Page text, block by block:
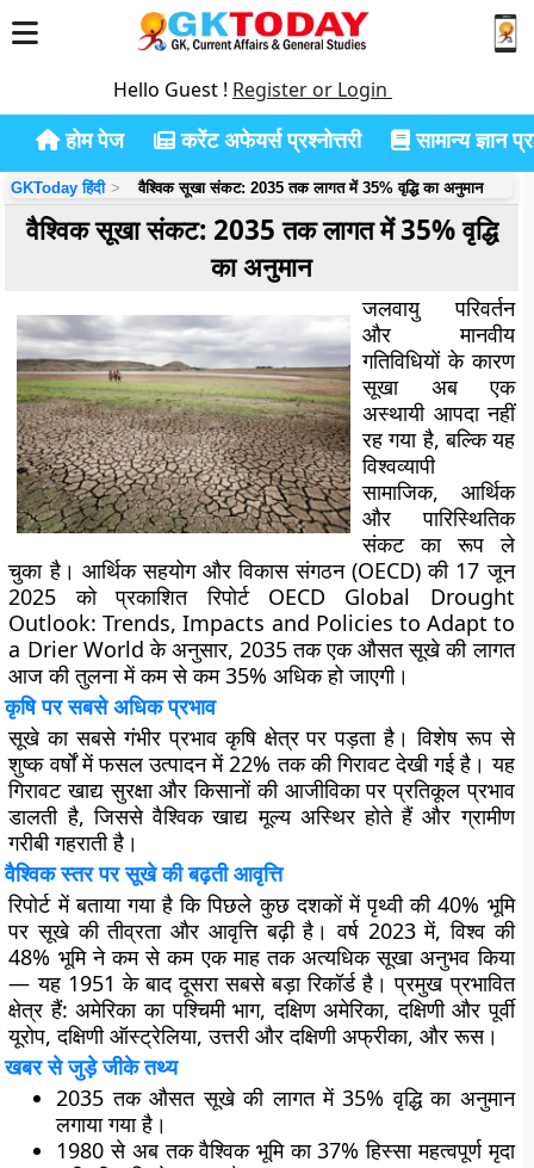
Hello Guest ! Register or Login
होम पेज करेंट अफेयर्स प्रश्नोत्तरी सामान्य ज्ञान
GKToday हिंदी वैश्विक सूखा संकट: 2035 तक लागत में 35% वृद्धि का अनुमान
वैश्विक सूखा संकट: 2035 तक लागत में 35% वृद्धि
का अनुमान
जलवायु परिवर्तन
और मानवीय
गतिविधियों के कारण
सूखा अब एक
अस्थायी आपदा नहीं
रह गया है, बल्कि यह
विश्वव्यापी
सामाजिक, आर्थिक
और पारिस्थितिक
संकट का रूप ले
चुका है। आर्थिक सहयोग और विकास संगठन (OECD) की 17 जून
2025 को प्रकाशित रिपोर्ट OECD Global Drought
Outlook: Trends, Impacts and Policies to Adapt to
a Drier World के अनुसार, 2035 तक एक औसत सूखे की लागत
आज की तुलना में कम से कम 35% अधिक हो जाएगी।
कृषि पर सबसे अधिक प्रभाव
सूखे का सबसे गंभीर प्रभाव कृषि क्षेत्र पर पड़ता है। विशेष रूप से
शुष्क वर्षों में फसल उत्पादन में 22% तक की गिरावट देखी गई है। यह
गिरावट खाद्य सुरक्षा और किसानों की आजीविका पर प्रतिकूल प्रभाव
डालती है, जिससे वैश्विक खाद्य मूल्य अस्थिर होते हैं और ग्रामीण
गरीबी गहराती है।
वैश्विक स्तर पर सूखे की बढ़ती आवृत्ति
रिपोर्ट में बताया गया है कि पिछले कुछ दशकों में पृथ्वी की 40% भूमि
पर सूखे की तीव्रता और आवृत्ति बढ़ी है। वर्ष 2023 में, विश्व की
48% भूमि ने कम से कम एक माह तक अत्यधिक सूखा अनुभव किया
— यह 1951 के बाद दूसरा सबसे बड़ा रिकॉर्ड है। प्रमुख प्रभावित
क्षेत्र हैं: अमेरिका का पश्चिमी भाग, दक्षिण अमेरिका, दक्षिणी और पूर्वी
यूरोप, दक्षिणी ऑस्ट्रेलिया, उत्तरी और दक्षिणी अफ्रीका, और रूस।
खबर से जुड़े जीके तथ्य
2035 तक औसत सूखे की लागत में 35% वृद्धि का अनुमान
लगाया गया है।
1980 से अब तक वैश्विक भूमि का 37% हिस्सा महत्वपूर्ण मृदा